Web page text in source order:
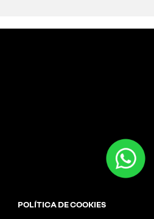
POLÍTICA DE COOKIES